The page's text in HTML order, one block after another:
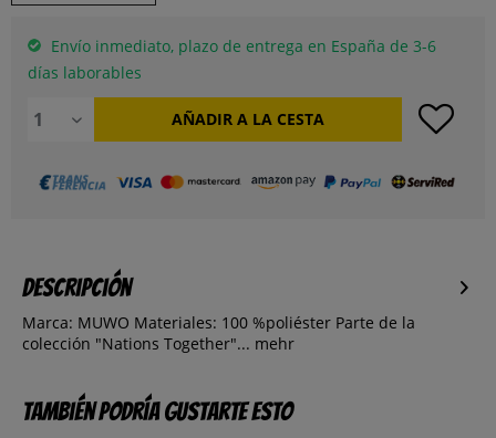
Envío inmediato, plazo de entrega en España de 3-6
días laborables
AÑADIR A LA CESTA
Descripción
Marca: MUWO Materiales: 100 %poliéster Parte de la
colección "Nations Together"... mehr
También podría gustarte esto